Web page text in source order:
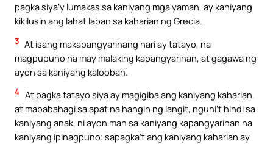
pagka siya’y lumakas sa kaniyang mga yaman, ay kaniyang
kikilusin ang lahat laban sa kaharian ng Grecia.
3 At isang makapangyarihang hari ay tatayo, na
magpupuno na may malaking kapangyarihan, at gagawa ng
ayon sa kaniyang kalooban.
4 At pagka tatayo siya ay magigiba ang kaniyang kaharian,
at mababahagi sa apat na hangin ng langit, nguni’t hindi sa
kaniyang anak, ni ayon man sa kaniyang kapangyarihan na
kaniyang ipinagpuno; sapagka’t ang kaniyang kaharian ay